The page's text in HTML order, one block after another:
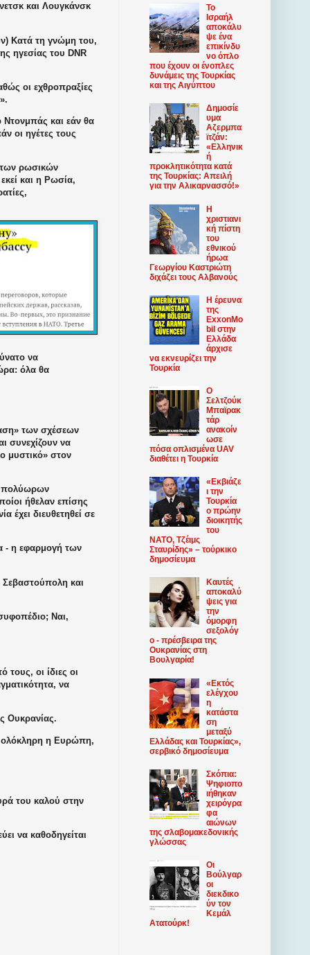
και Λουγκάνσκ
Κατά τη γνώμη του,
ηγεσίας του DNR
οι εχθροπραξίες
και εάν θα
οι ηγέτες τους
των ρωσικών
και η Ρωσία,
να
όλα θα
των σχέσεων
συνεχίζουν να
μυστικό» στον
πολύωρων
ήθελαν επίσης
έχει διευθετηθεί σε
- η εφαρμογή των
και
Ναι,
οι ίδιες οι
να
Ουκρανίας.
ολόκληρη η Ευρώπη,
του καλού στην
να καθοδηγείται
Το
Ισραήλ
αποκάλυ
ψε ένα
επικίνδυ
νο όπλο
που έχουν οι ένοπλες
δυνάμεις της Τουρκίας
και της Αιγύπτου
Δημοσίε
υμα
Αζερμπα
ϊτζάν:
«Ελληνικ
ή
προκλητικότητα κατά
της Τουρκίας: Απειλή
για την Αλικαρνασσό!»
Η
χριστιανι
κή πίστη
του
εθνικού
ήρωα
Γεωργίου Καστριώτη
διχάζει τους Αλβανούς
Η έρευνα
της
ExxonMo
bil στην
Ελλάδα
άρχισε
να εκνευρίζει την
Τουρκία
Ο
Σελτζούκ
Μπαϊρακ
τάρ
ανακοίν
ωσε
πόσα οπλισμένα UAV
διαθέτει η Τουρκία
«Εκβιάζε
ι την
Τουρκία
ο πρώην
διοικητής
του
ΝΑΤΟ, Τζέιμς
Σταυρίδης» – τούρκικο
δημοσίευμα
Καυτές
αποκαλύ
ψεις για
την
όμορφη
σεξολόγ
ο - πρέσβειρα της
Ουκρανίας στη
Βουλγαρία!
«Εκτός
ελέγχου
η
κατάστα
ση
μεταξύ
Ελλάδας και Τουρκίας»,
σερβικό δημοσίευμα
Σκόπια:
Ψηφιοπο
ιήθηκαν
χειρόγρα
φα
αιώνων
της σλαβομακεδονικής
γλώσσας
Οι
Βούλγαρ
οι
διεκδικο
ύν τον
Κεμάλ
Ατατούρκ!